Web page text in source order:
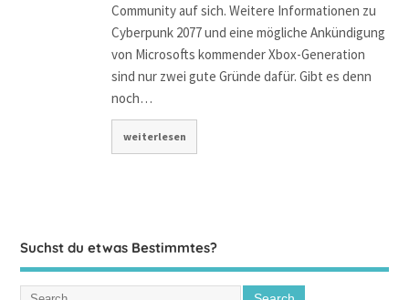
Community auf sich. Weitere Informationen zu
Cyberpunk 2077 und eine mögliche Ankündigung
von Microsofts kommender Xbox-Generation
sind nur zwei gute Gründe dafür. Gibt es denn
noch…
weiterlesen
Suchst du etwas Bestimmtes?